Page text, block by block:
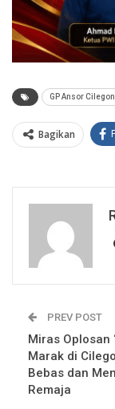
GP Ansor Cilegon
Bagikan
PREV POST
Miras Oplosan
Marak di
Bebas dan
Remaja